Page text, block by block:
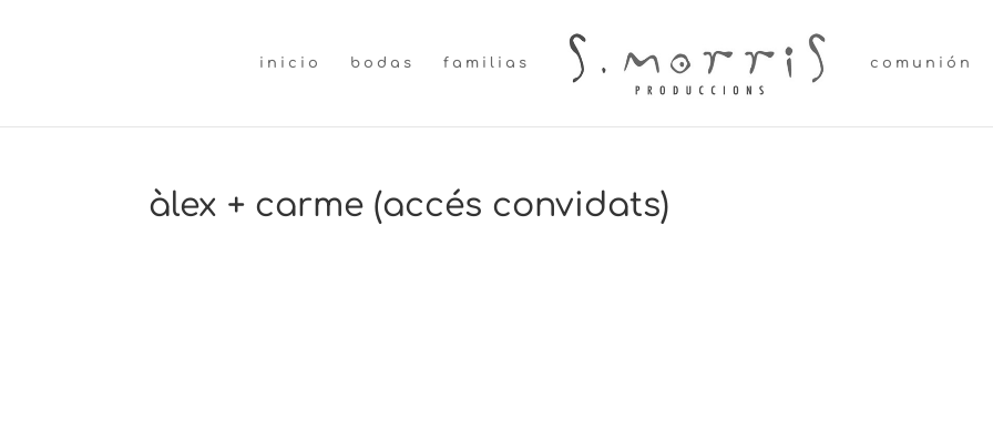
inicio bodas familias comunión
àlex + carme (accés convidats)